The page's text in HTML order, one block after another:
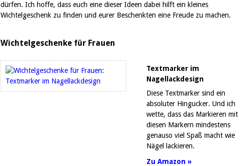
dürfen. Ich hoffe, dass euch eine dieser Ideen dabei hilft ein kleines
Wichtelgeschenk zu finden und eurer Beschenkten eine Freude zu machen.
Wichtelgeschenke für Frauen
Textmarker im
Nagellackdesign
Diese Textmarker sind ein
absoluter Hingucker. Und ich
wette, dass das Markieren mit
diesen Markern mindestens
genauso viel Spaß macht wie
Nägel lackieren.
Zu Amazon »